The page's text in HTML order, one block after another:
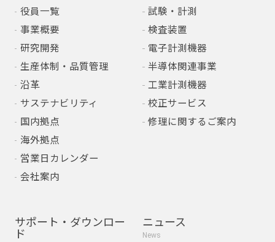
役員一覧
事業概要
研究開発
生産体制・品質管理
沿革
サステナビリティ
国内拠点
海外拠点
営業日カレンダー
会社案内
試験・計測
検査装置
電子計測機器
半導体関連事業
工業計測機器
校正サービス
修理に関するご案内
サポート・ダウンロー
ド
ニュース
News